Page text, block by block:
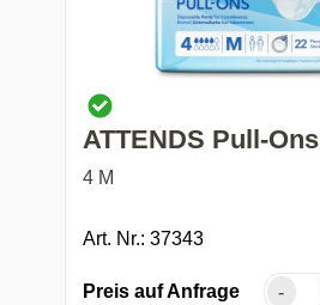
ATTENDS Pull-Ons
4 M
Art. Nr.: 37343
Preis auf Anfrage -